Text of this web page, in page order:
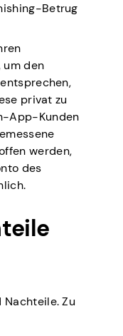
Betrug
um den
privat zu
App-Kunden
werden,
des
Zu